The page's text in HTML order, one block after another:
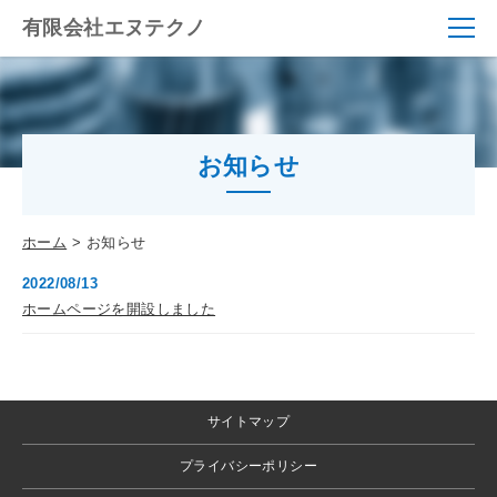
有限会社エヌテクノ
お知らせ
ホーム お知らせ
2022/08/13
ホームページを開設しました
サイトマップ
プライバシーポリシー